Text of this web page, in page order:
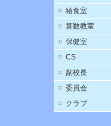
給食室
算数教室
保健室
CS
副校長
委員会
クラブ